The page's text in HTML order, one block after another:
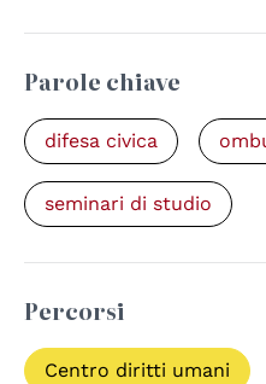
Parole chiave
difesa civica
seminari di studio
Percorsi
Centro diritti umani